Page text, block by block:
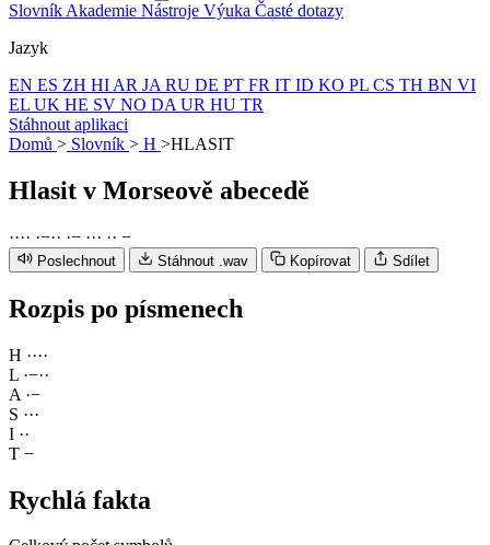
Slovník Akademie Nástroje Výuka Časté dotazy
Jazyk
EN ES ZH HI AR JA RU DE PT FR IT ID KO PL CS TH BN VI
EL UK HE SV NO DA UR HU TR
Stáhnout aplikaci
Domů > Slovník > H >HLASIT
Hlasit v Morseově abecedě
···· ·−·· ·− ··· ·· −
Poslechnout Stáhnout .wav Kopírovat Sdílet
Rozpis po písmenech
H ····
L ·−··
A ·−
S ···
I ··
T −
Rychlá fakta